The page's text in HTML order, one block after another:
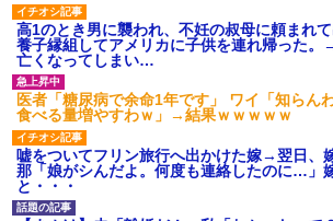
高1のとき男に襲われ、不妊の叔母に頼まれ
養子縁組してアメリカに子供を連れ帰った
亡くなってしまい…
医者「糖尿病で余命1年です」 ワイ「知らん
食べる量増やすわｗ」→結果ｗｗｗｗｗ
嘘をついてフリン旅行へ出かけた嫁→翌日、
那「娘がシんだよ。何度も連絡したのに…」
と・・・